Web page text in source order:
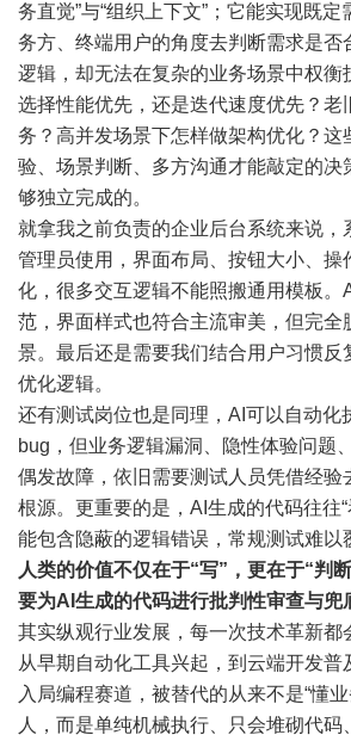
务直觉”与“组织上下文”；它能实现既
务方、终端用户的角度去判断需求是否
逻辑，却无法在复杂的业务场景中权
选择性能优先，还是迭代速度优先？老
务？高并发场景下怎样做架构优化？这
验、场景判断、多方沟通才能敲定的决
够独立完成的。
就拿我之前负责的企业后台系统来说，
管理员使用，界面布局、按钮大小、操
化，很多交互逻辑不能照搬通用模板。
范，界面样式也符合主流审美，但完全
景。最后还是需要我们结合用户习惯反
优化逻辑。
还有测试岗位也是同理，AI可以自动化
bug，但业务逻辑漏洞、隐性体验问题
偶发故障，依旧需要测试人员凭借经验
根源。更重要的是，AI生成的代码往往
能包含隐蔽的逻辑错误，常规测试难以
人类的价值不仅在于“写”，更在于“判
要为AI生成的代码进行批判性审查与兜
其实纵观行业发展，每一次技术革新都
从早期自动化工具兴起，到云端开发普
入局编程赛道，被替代的从来不是“懂
人，而是单纯机械执行、只会堆砌代码